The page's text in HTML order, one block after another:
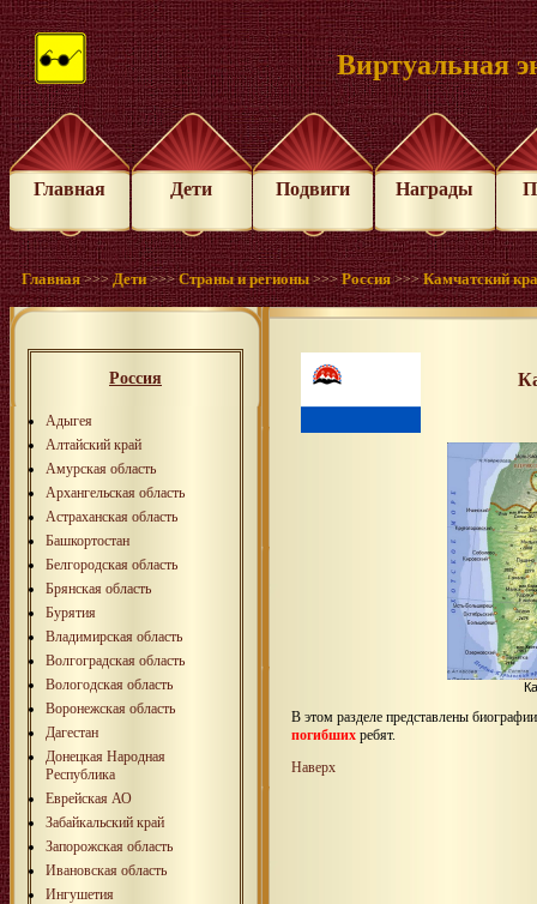
Виртуальная
Главная Дети Подвиги Награды
Главная >>>Дети >>>Страны и регионы >>>Россия >>>Камчатский
Россия
Адыгея
Алтайский край
Амурская область
Архангельская область
Астраханская область
Башкортостан
Белгородская область
Брянская область
Бурятия
Владимирская область
Волгоградская область
Вологодская область
Воронежская область
Дагестан
Донецкая Народная
Республика
Еврейская АО
Забайкальский край
Запорожская область
Ивановская область
Ингушетия
В этом разделе представлены
погибших ребят.
Наверх